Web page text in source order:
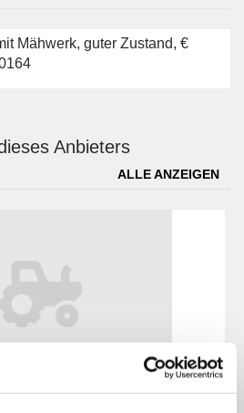
Mähwerk, guter Zustand, €
Anbieters
ALLE ANZEIGEN